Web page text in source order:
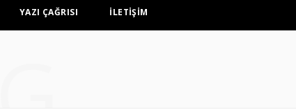
YAZI ÇAĞRISI İLETİŞİM